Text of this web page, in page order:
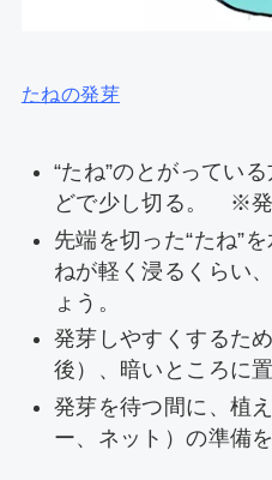
たねの発芽
“たね”のとがってい
どで少し切る。 ※発
先端を切った“たね”
ねが軽く浸るくらい
ょう。
発芽しやすくするた
後）、暗いところに
発芽を待つ間に、植
ー、ネット）の準備